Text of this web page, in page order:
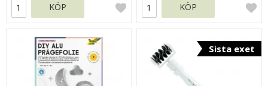
KÖP KÖP
Sista exet